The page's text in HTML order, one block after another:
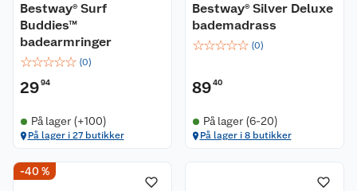
Bestway® Surf
Buddies™
badearmringer
☆☆☆☆☆ (0)
2994
På lager (+100)
På lager i 27 butikker
Bestway® Silver Deluxe
bademadrass
☆☆☆☆☆ (0)
8940
På lager (6-20)
På lager i 8 butikker
-40 %